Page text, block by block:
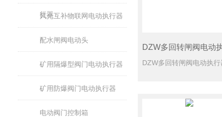
行器
风光互补物联网电动执行器
配水闸阀电动头
矿用隔爆型阀门电动执行器
矿用防爆阀门电动执行器
电动阀门控制箱